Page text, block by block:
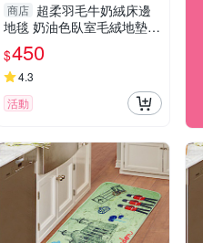
商店 超柔羽毛牛奶絨床邊
地毯 奶油色臥室毛絨地墊
防滑地毯 沙發墊
$450
4.3
活動